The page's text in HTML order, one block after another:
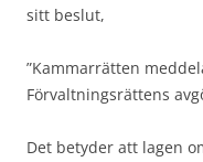
sitt beslut,
”Kammarrätten
Förvaltningsrättens
Det betyder att lagen